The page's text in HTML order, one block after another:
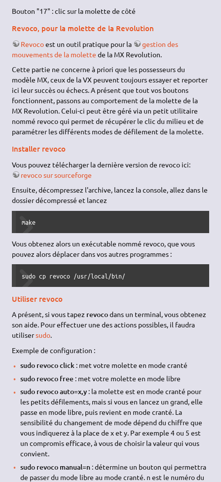
Bouton "17" : clic sur la molette de côté
Revoco, pour la molette de la Revolution
Revocoest un outil pratique pour la
gestion des
mouvements de la molette de la MX Revolution.
Cette partie ne concerne à priori que les possesseurs du
modèle MX, ceux de la VX peuvent toujours essayer et reporter
ici leur succès ou échecs. A présent que tout vos boutons
fonctionnent, passons au comportement de la molette de la
MX Revolution. Celui-ci peut être géré via un petit utilitaire
nommé revoco qui permet de récupérer le clic du milieu et de
paramétrer les différents modes de défilement de la molette.
Installer revoco
Vous pouvez télécharger la dernière version de revoco ici:
revoco sur sourceforge
Ensuite, décompressez l'archive, lancez la console, allez dans le
dossier décompressé et lancez
make
Vous obtenez alors un exécutable nommé revoco, que vous
pouvez alors déplacer dans vos autres programmes :
sudo cp revoco /usr/local/bin/
Utiliser revoco
A présent, si vous tapez revocodans un terminal, vous obtenez
son aide. Pour effectuer une des actions possibles, il faudra
utilisersudo.
Exemple de configuration :
sudo revoco click : met votre molette en mode cranté
sudo revoco free: met votre molette en mode libre
sudo revoco auto=x,y: la molette est en mode cranté pour
les petits défilements, mais si vous en lancez un grand, elle
passe en mode libre, puis revient en mode cranté. La
sensibilité du changement de mode dépend du chiffre que
vous indiquerez à la place de x et y. Par exemple 4 ou 5 est
un compromis efficace, à vous de choisir la valeur qui vous
convient.
sudo revoco manual=n: détermine un bouton qui permettra
de passer du mode libre au mode cranté. n est le numéro du